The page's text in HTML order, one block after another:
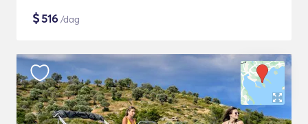
$516 /dag